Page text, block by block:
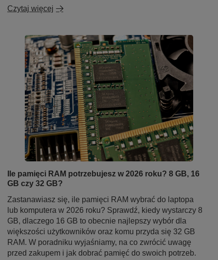
Czytaj więcej
Ile pamięci RAM potrzebujesz w 2026 roku? 8 GB, 16
GB czy 32 GB?
Zastanawiasz się, ile pamięci RAM wybrać do laptopa
lub komputera w 2026 roku? Sprawdź, kiedy wystarczy 8
GB, dlaczego 16 GB to obecnie najlepszy wybór dla
większości użytkowników oraz komu przyda się 32 GB
RAM. W poradniku wyjaśniamy, na co zwrócić uwagę
przed zakupem i jak dobrać pamięć do swoich potrzeb.